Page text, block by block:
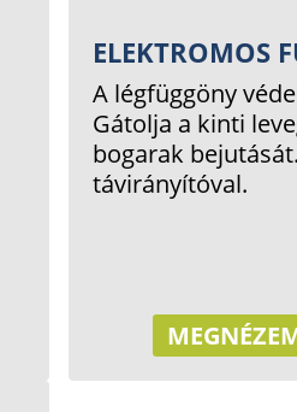
ELEKTROMOS
A légfüggöny
Gátolja a kinti
bogarak
távirányítóval.